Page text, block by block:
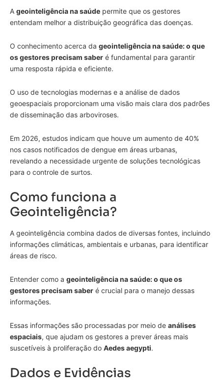
A geointeligência na saúde permite que os gestores
entendam melhor a distribuição geográfica das doenças.
O conhecimento acerca da geointeligência na saúde: o que
os gestores precisam saber é fundamental para garantir
uma resposta rápida e eficiente.
O uso de tecnologias modernas e a análise de dados
geoespaciais proporcionam uma visão mais clara dos padrões
de disseminação das arboviroses.
Em 2026, estudos indicam que houve um aumento de 40%
nos casos notificados de dengue em áreas urbanas,
revelando a necessidade urgente de soluções tecnológicas
para o controle de surtos.
Como funciona a
Geointeligência?
A geointeligência combina dados de diversas fontes, incluindo
informações climáticas, ambientais e urbanas, para identificar
áreas de risco.
Entender como a geointeligência na saúde: o que os
gestores precisam saber é crucial para o manejo dessas
informações.
Essas informações são processadas por meio de análises
espaciais, que ajudam os gestores a prever áreas mais
suscetíveis à proliferação do Aedes aegypti.
Dados e Evidências